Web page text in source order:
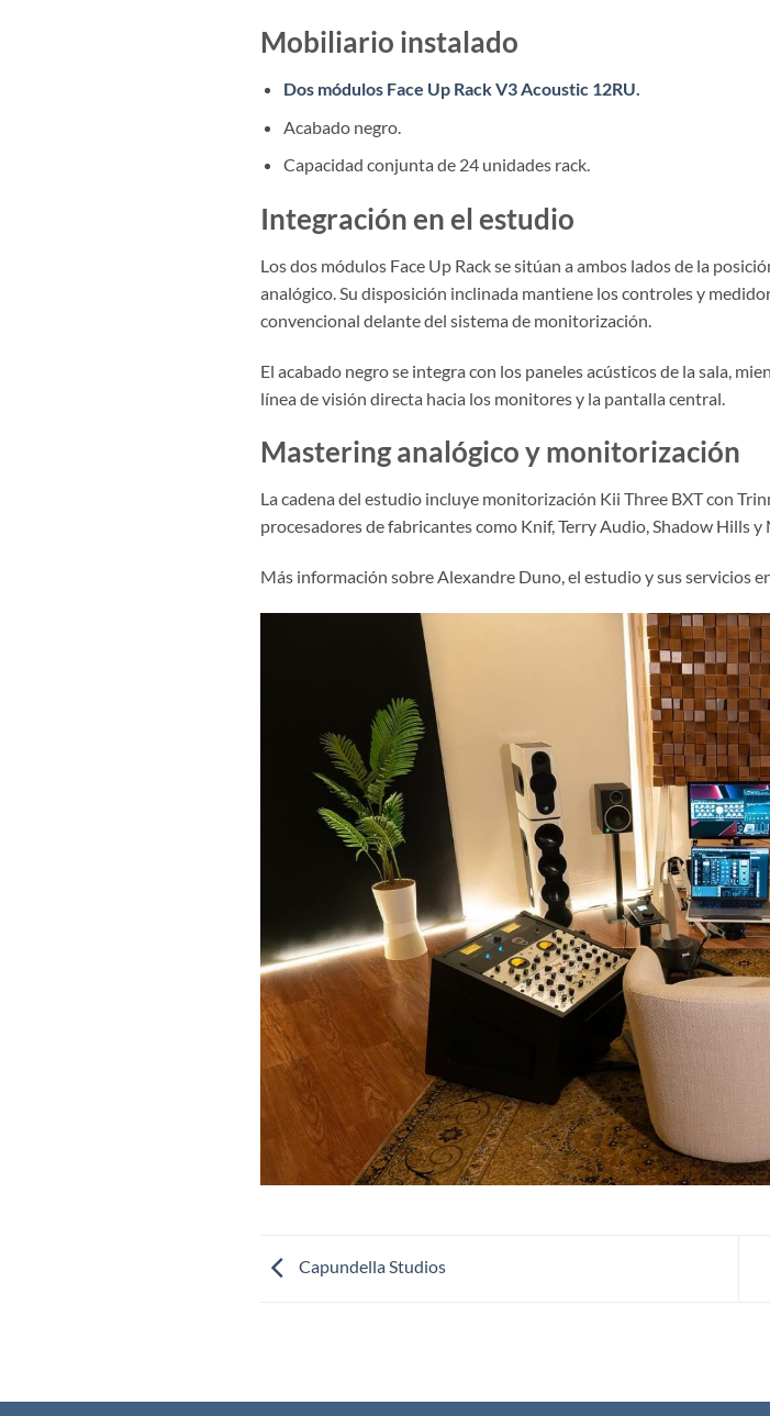
Mobiliario instalado
Dos módulos Face Up Rack V3 Acoustic 12RU.
Acabado negro.
Capacidad conjunta de 24 unidades rack.
Integración en el estudio
Los dos módulos Face Up Rack se sitúan a ambos lados de la
analógico. Su disposición inclinada mantiene los controles y
convencional delante del sistema de monitorización.
El acabado negro se integra con los paneles acústicos de la sala,
línea de visión directa hacia los monitores y la pantalla central.
Mastering analógico y monitorización
La cadena del estudio incluye monitorización Kii Three BXT con
procesadores de fabricantes como Knif, Terry Audio, Shadow Hills y
Más información sobre Alexandre Duno, el estudio y sus servicios
Capundella Studios